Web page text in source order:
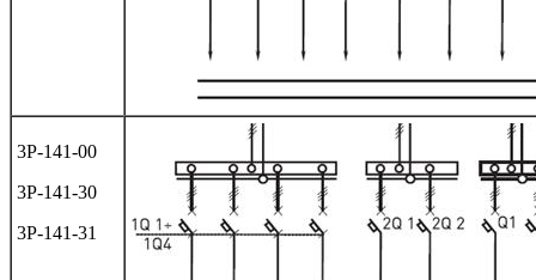
3Р-141-00
3Р-141-30
3Р-141-31